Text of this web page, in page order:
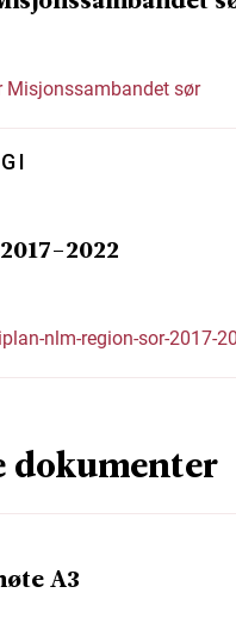
Misjonssambandet sør
2022
nlm-region-sor-2017-
dokumenter
A3